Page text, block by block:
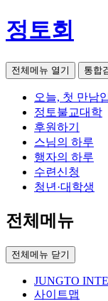
정토회
전체메뉴 열기 통합
오늘, 첫 만남
정토불교대학
후원하기
스님의 하루
행자의 하루
수련신청
청년·대학생
전체메뉴
전체메뉴 닫기
JUNGTO
사이트맵